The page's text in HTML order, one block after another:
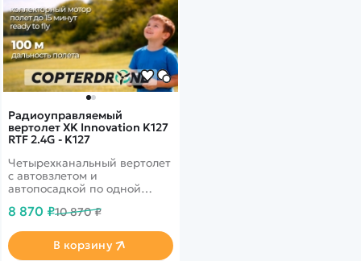
Радиоуправляемый
вертолет XK Innovation K127
RTF 2.4G - K127
Четырехканальный вертолет
с автовзлетом и
автопосадкой по одной
шестиосевой гироскоп.
8 870 ₽10 870 ₽
В корзину